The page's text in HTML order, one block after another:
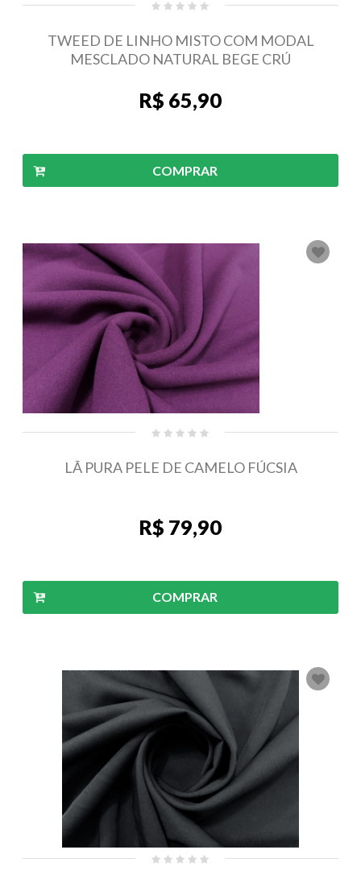
TWEED DE LINHO MISTO COM MODAL
MESCLADO NATURAL BEGE CRÚ
R$ 65,90
COMPRAR
LÃ PURA PELE DE CAMELO FÚCSIA
R$ 79,90
COMPRAR